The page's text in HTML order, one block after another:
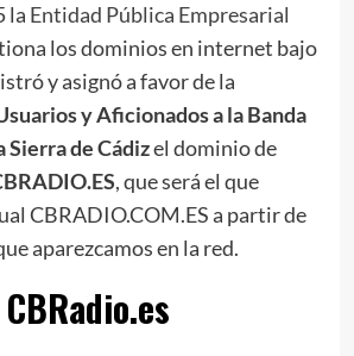
la Entidad Pública Empresarial
los dominios en internet bajo
y asignó a favor de la
y Aficionados a la Banda
Sierra de Cádizel dominio de
, que será el que
CBRADIO.COM.ES a partir de
aparezcamos en la red.
CBRadio.es